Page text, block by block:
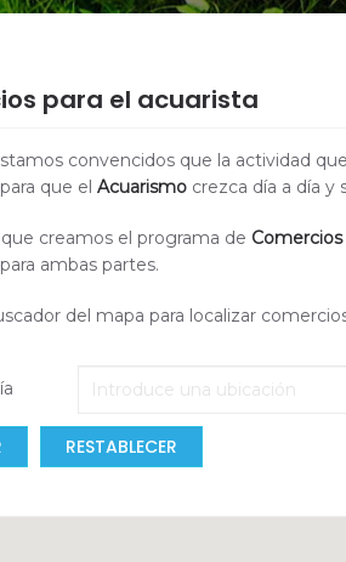
para el acuarista
convencidos que la actividad
que el Acuarismo crezca día a día
creamos el programa de
ambas partes.
del mapa para localizar